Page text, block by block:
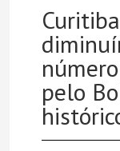
pelo